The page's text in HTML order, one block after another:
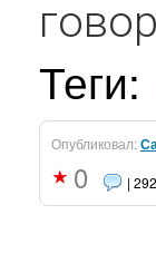
Теги:
Опубликовал:
0 |